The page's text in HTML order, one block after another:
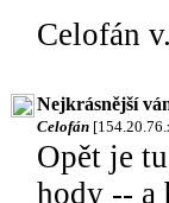
Celofán
Nejkrásnější
Celofán
Opět je
hody -- a